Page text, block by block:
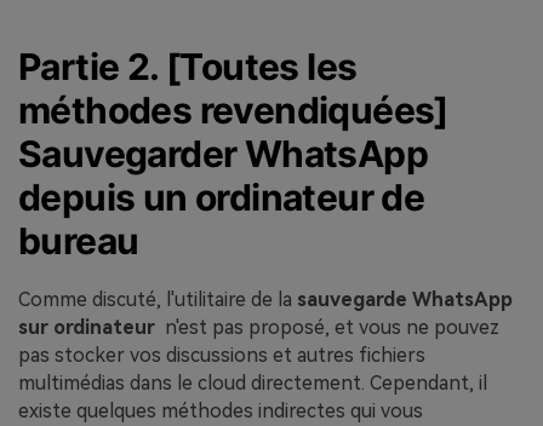
Partie 2. [Toutes les
méthodes revendiquées]
Sauvegarder WhatsApp
depuis un ordinateur de
bureau
Comme discuté, l'utilitaire de la sauvegarde WhatsApp
sur ordinateur n'est pas proposé, et vous ne pouvez
pas stocker vos discussions et autres fichiers
multimédias dans le cloud directement. Cependant, il
existe quelques méthodes indirectes qui vous